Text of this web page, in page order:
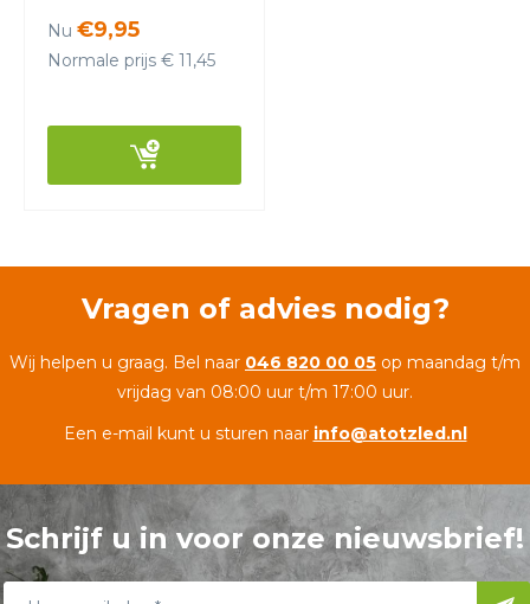
Nu €9,95
Normale prijs € 11,45
Vragen of advies nodig?
Wij helpen u graag. Bel naar 046 820 00 05 op maandag t/m
vrijdag van 08:00 uur t/m 17:00 uur.
Een e-mail kunt u sturen naar info@atotzled.nl
Schrijf u in voor onze nieuwsbrief!